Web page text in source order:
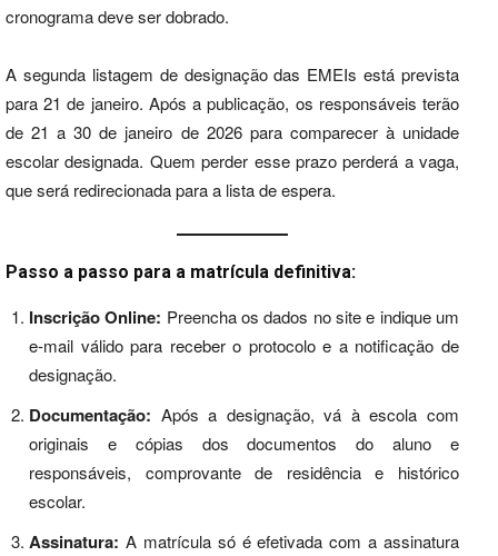
cronograma deve ser dobrado.
A segunda listagem de designação das EMEIs está prevista
para 21 de janeiro. Após a publicação, os responsáveis terão
de 21 a 30 de janeiro de 2026 para comparecer à unidade
escolar designada. Quem perder esse prazo perderá a vaga,
que será redirecionada para a lista de espera.
Passo a passo para a matrícula definitiva:
Inscrição Online: Preencha os dados no site e indique um
e-mail válido para receber o protocolo e a notificação de
designação.
Documentação: Após a designação, vá à escola com
originais e cópias dos documentos do aluno e
responsáveis, comprovante de residência e histórico
escolar.
Assinatura: A matrícula só é efetivada com a assinatura